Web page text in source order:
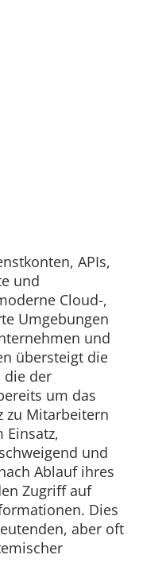
APIs,
und
Cloud-,
Umgebungen
und
übersteigt die
die der
um das
zu Mitarbeitern
und
Ablauf ihres
Zugriff auf
Dies
aber oft